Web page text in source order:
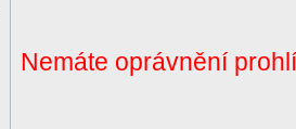
Nemáte oprávnění